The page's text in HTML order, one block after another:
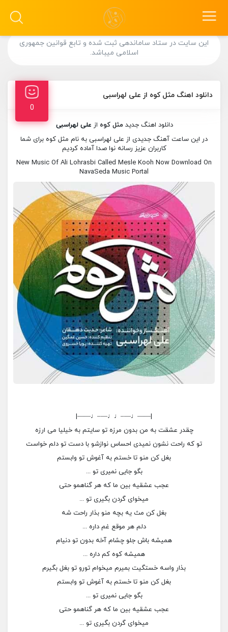
این سایت در ستاد ساماندهی ثبت شده و تابع قوانین جمهوری
اسلامی میباشد.
دانلود اهنگ مثل کوه از علی لهراسبی
0
دانلود اهنگ جدید مثل کوه از علی لهراسبی
در این ساعت آهنگ جدیدی از علی لهراسبی به نام مثل کوه برای شما
کاربران عزیز رسانه نوا صدا آماده کردیم
New Music Of Ali Lohrasbi Called Mesle Kooh Now Download On
NavaSeda Music Portal
|——♩—–♩♩—–♩——|
چقدر عشقت به من بدون مرزه تو سایتم به خیلیا می ارزه
تو که راحت نشون نمیدی احساس نوازشو با دست تو دلم خواست
بغل کن منو تا خستم به آغوش تو وابستم
بگو جایی نمیری تو ...
عجب عشقیه بین ما که هر گناهمو حتی
میخوای گردن بگیری تو ...
بغل کن مث یه بچه منو بذار راحت شه
دلم هر موقع غم داره ...
همیشه باش جلو چشام آخه بدون تو دنیام
همیشه کوه کم داره ...
بذار واسه خستگیت بمیرم میخوام تورو تو بغل بگیرم
بغل کن منو تا خستم به آغوش تو وابستم
بگو جایی نمیری تو ...
عجب عشقیه بین ما که هر گناهمو حتی
میخوای گردن بگیری تو ...